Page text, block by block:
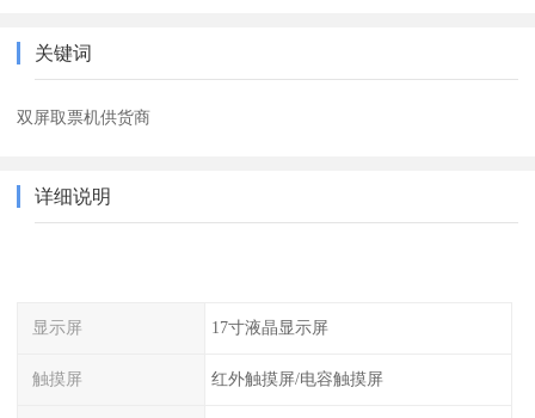
关键词
双屏取票机供货商
详细说明
显示屏 17寸液晶显示屏
触摸屏 红外触摸屏/电容触摸屏